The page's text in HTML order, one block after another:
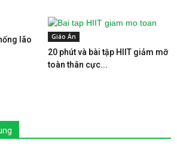
lão
Giáo Án
20 phút và bài tập HIIT giảm mỡ
toàn thân cực...